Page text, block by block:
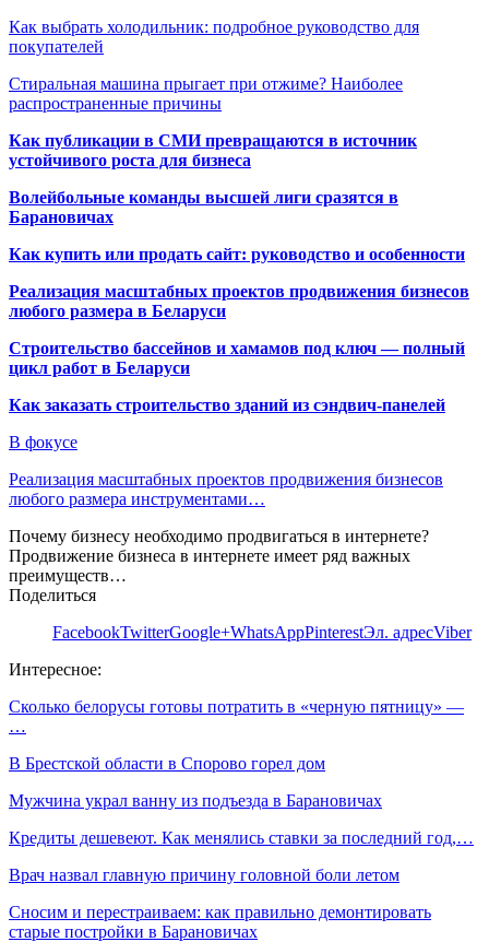
Как выбрать холодильник: подробное руководство для
покупателей
Стиральная машина прыгает при отжиме? Наиболее
распространенные причины
Как публикации в СМИ превращаются в источник
устойчивого роста для бизнеса
Волейбольные команды высшей лиги сразятся в
Барановичах
Как купить или продать сайт: руководство и особенности
Реализация масштабных проектов продвижения бизнесов
любого размера в Беларуси
Строительство бассейнов и хамамов под ключ — полный
цикл работ в Беларуси
Как заказать строительство зданий из сэндвич-панелей
В фокусе
Реализация масштабных проектов продвижения бизнесов
любого размера инструментами…
Почему бизнесу необходимо продвигаться в интернете?
Продвижение бизнеса в интернете имеет ряд важных
преимуществ…
Поделиться
FacebookTwitterGoogle+WhatsAppPinterestЭл. адресViber
Интересное:
Сколько белорусы готовы потратить в «черную пятницу» —
…
В Брестской области в Спорово горел дом
Мужчина украл ванну из подъезда в Барановичах
Кредиты дешевеют. Как менялись ставки за последний год,…
Врач назвал главную причину головной боли летом
Сносим и перестраиваем: как правильно демонтировать
старые постройки в Барановичах